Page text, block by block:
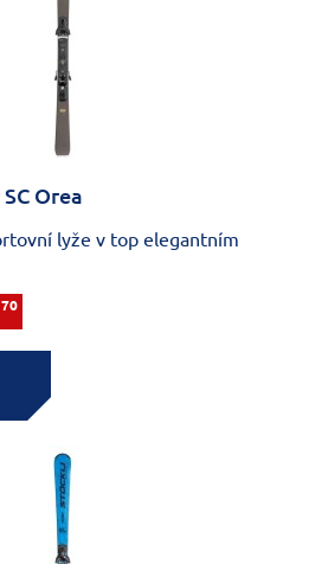
Orea
lyže v top elegantním